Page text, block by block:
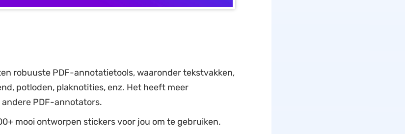
robuuste PDF-annotatietools, waaronder tekstvakken,
potloden, plaknotities, enz. Het heeft meer
PDF-annotators.
mooi ontworpen stickers voor jou om te gebruiken.